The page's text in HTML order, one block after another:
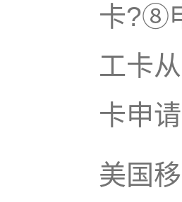
卡?⑧
工卡
卡申
美国